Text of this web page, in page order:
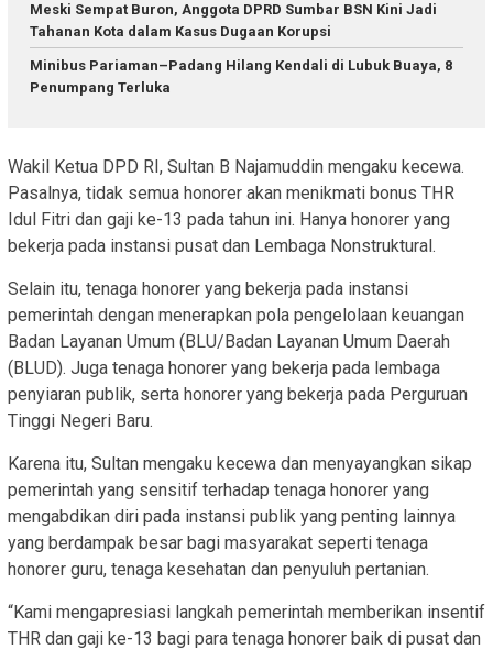
Meski Sempat Buron, Anggota DPRD Sumbar BSN Kini Jadi
Tahanan Kota dalam Kasus Dugaan Korupsi
Minibus Pariaman–Padang Hilang Kendali di Lubuk Buaya, 8
Penumpang Terluka
Wakil Ketua DPD RI, Sultan B Najamuddin mengaku kecewa.
Pasalnya, tidak semua honorer akan menikmati bonus THR
Idul Fitri dan gaji ke-13 pada tahun ini. Hanya honorer yang
bekerja pada instansi pusat dan Lembaga Nonstruktural.
Selain itu, tenaga honorer yang bekerja pada instansi
pemerintah dengan menerapkan pola pengelolaan keuangan
Badan Layanan Umum (BLU/Badan Layanan Umum Daerah
(BLUD). Juga tenaga honorer yang bekerja pada lembaga
penyiaran publik, serta honorer yang bekerja pada Perguruan
Tinggi Negeri Baru.
Karena itu, Sultan mengaku kecewa dan menyayangkan sikap
pemerintah yang sensitif terhadap tenaga honorer yang
mengabdikan diri pada instansi publik yang penting lainnya
yang berdampak besar bagi masyarakat seperti tenaga
honorer guru, tenaga kesehatan dan penyuluh pertanian.
“Kami mengapresiasi langkah pemerintah memberikan insentif
THR dan gaji ke-13 bagi para tenaga honorer baik di pusat dan